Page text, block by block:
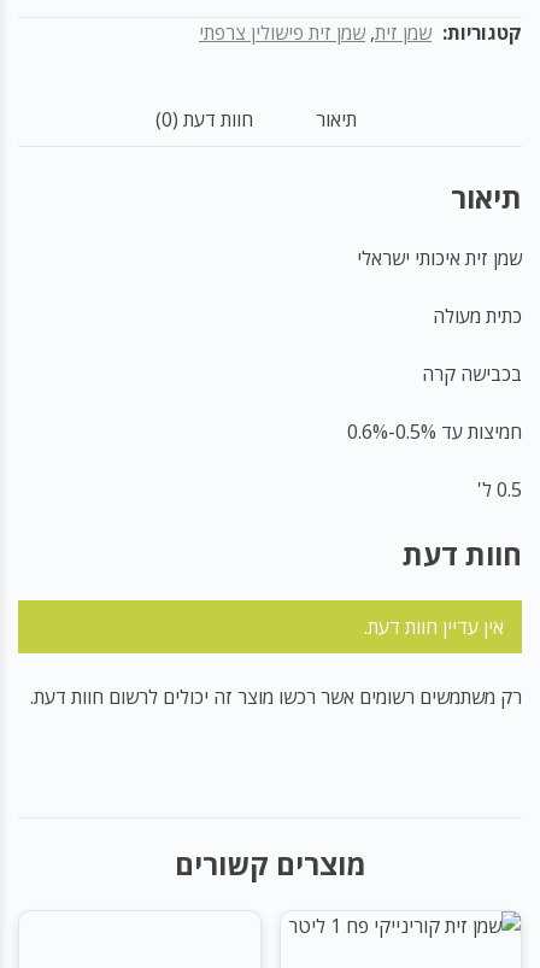
קטגוריות: שמן זית, שמן זית פישולין צרפתי
תיאור חוות דעת (0)
תיאור
שמן זית איכותי ישראלי
כתית מעולה
בכבישה קרה
חמיצות עד 0.5%-0.6%
0.5 ל'
חוות דעת
אין עדיין חוות דעת.
רק משתמשים רשומים אשר רכשו מוצר זה יכולים לרשום חוות דעת.
מוצרים קשורים